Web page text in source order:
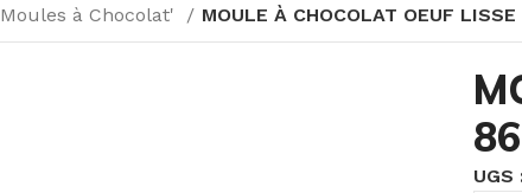
Moules à Chocolat' MOULE À CHOCOLAT OEUF
UGS